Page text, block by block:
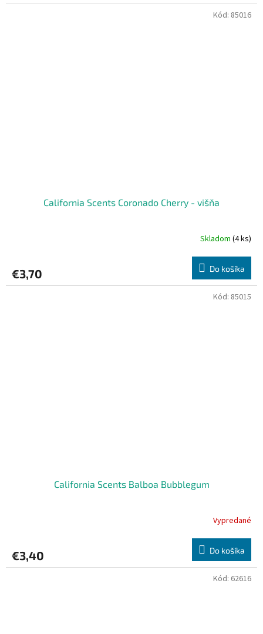
California Scents Coronado Cherry - višňa
Skladom (4 ks)
€3,70 Do košíka
Kód: 85016
California Scents Balboa Bubblegum
Vypredané
€3,40 Do košíka
Kód: 85015
Kód: 62616